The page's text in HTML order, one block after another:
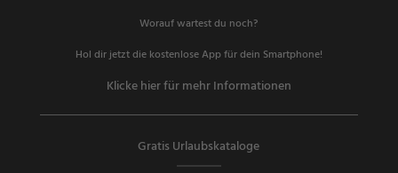
Worauf wartest du noch?
Hol dir jetzt die kostenlose App für dein Smartphone!
Klicke hier für mehr Informationen
Gratis Urlaubskataloge